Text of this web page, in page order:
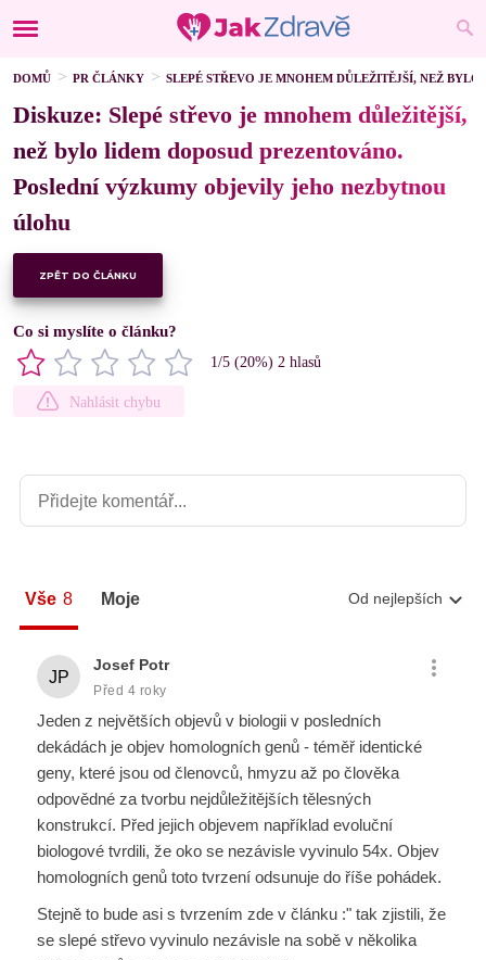
DOMŮ PR ČLÁNKY SLEPÉ STŘEVO JE MNOHEM DŮLEŽITĚJŠÍ, NEŽ
Diskuze: Slepé střevo je mnohem důležitější,
než bylo lidem doposud prezentováno.
Poslední výzkumy objevily jeho nezbytnou
úlohu
ZPĚT DO ČLÁNKU
Co si myslíte o článku?
1/5 (20%) 2 hlasů
Nahlásit chybu